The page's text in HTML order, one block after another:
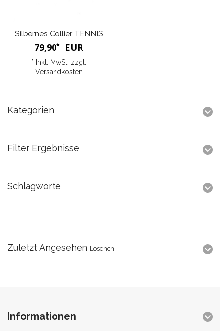
Silbernes Collier TENNIS
79,90* EUR
* Inkl. MwSt. zzgl.
Versandkosten
Kategorien
Filter Ergebnisse
Schlagworte
Zuletzt Angesehen Löschen
Informationen